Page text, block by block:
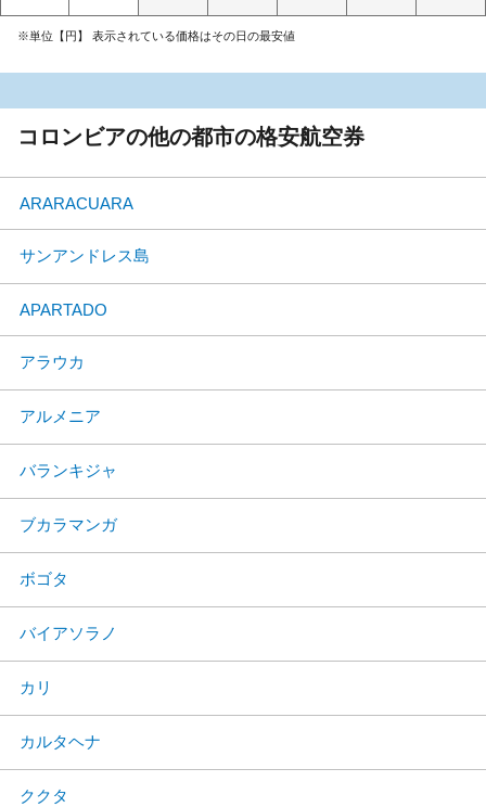
※単位【円】 表示されている価格はその日の最安値
コロンビアの他の都市の格安航空券
ARARACUARA
サンアンドレス島
APARTADO
アラウカ
アルメニア
バランキジャ
ブカラマンガ
ボゴタ
バイアソラノ
カリ
カルタヘナ
ククタ